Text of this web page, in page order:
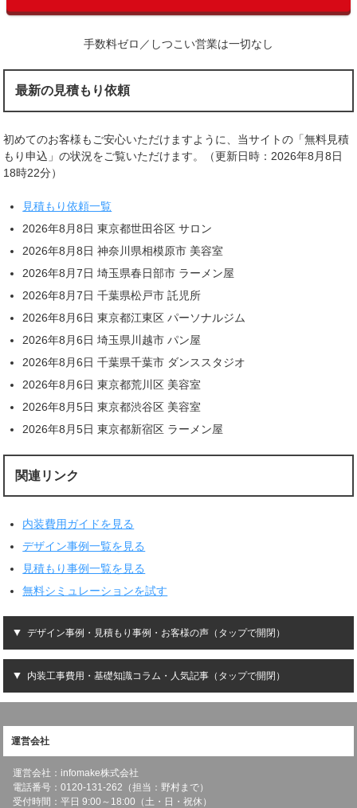
手数料ゼロ／しつこい営業は一切なし
最新の見積もり依頼
初めてのお客様もご安心いただけますように、当サイトの「無料見積
もり申込」の状況をご覧いただけます。（更新日時：2026年8月8日
18時22分）
見積もり依頼一覧
2026年8月8日 東京都世田谷区 サロン
2026年8月8日 神奈川県相模原市 美容室
2026年8月7日 埼玉県春日部市 ラーメン屋
2026年8月7日 千葉県松戸市 託児所
2026年8月6日 東京都江東区 パーソナルジム
2026年8月6日 埼玉県川越市 パン屋
2026年8月6日 千葉県千葉市 ダンススタジオ
2026年8月6日 東京都荒川区 美容室
2026年8月5日 東京都渋谷区 美容室
2026年8月5日 東京都新宿区 ラーメン屋
関連リンク
内装費用ガイドを見る
デザイン事例一覧を見る
見積もり事例一覧を見る
無料シミュレーションを試す
デザイン事例・見積もり事例・お客様の声（タップで開閉）
内装工事費用・基礎知識コラム・人気記事（タップで開閉）
運営会社
運営会社：infomake株式会社
電話番号：0120-131-262（担当：野村まで）
受付時間：平日 9:00～18:00（土・日・祝休）